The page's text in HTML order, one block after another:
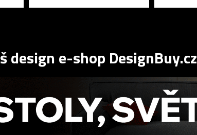
design e-shop DesignBuy.cz